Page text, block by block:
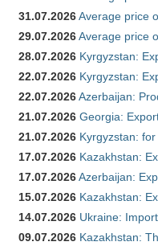
31.07.2026Average price
29.07.2026Average price
28.07.2026 Kyrgyzstan:
22.07.2026 Kyrgyzstan:
22.07.2026Azerbaijan:
21.07.2026 Georgia:
21.07.2026 Kyrgyzstan:
17.07.2026 Kazakhstan:
17.07.2026Azerbaijan:
15.07.2026 Kazakhstan:
14.07.2026 Ukraine:
09.07.2026 Kazakhstan: